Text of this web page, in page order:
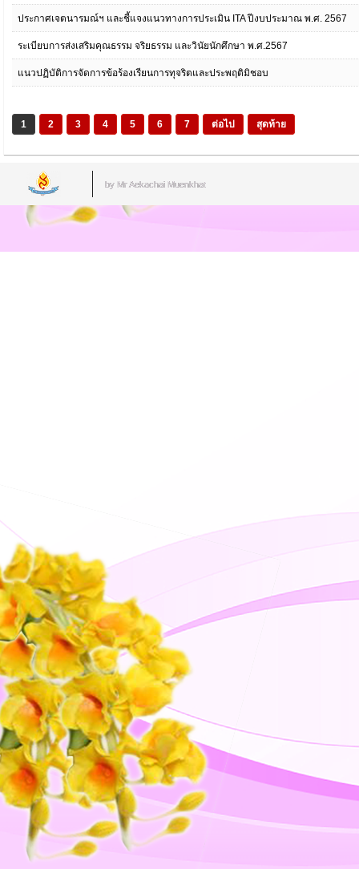
ประกาศเจตนารมณ์ฯ และชี้แจงแนวทางการประเมิน ITA ปีงบประมาณ พ.ศ. 2567
ระเบียบการส่งเสริมคุณธรรม จริยธรรม และวินัยนักศึกษา พ.ศ.2567
แนวปฏิบัติการจัดการข้อร้องเรียนการทุจริตและประพฤติมิชอบ
1 2 3 4 5 6 7 ต่อไป สุดท้าย
by Mr.Aekachai Muenkhat